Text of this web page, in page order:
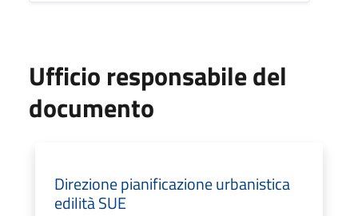
Ufficio responsabile del
documento
Direzione pianificazione urbanistica
edilità SUE